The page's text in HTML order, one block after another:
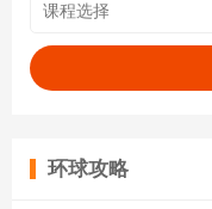
环球攻略